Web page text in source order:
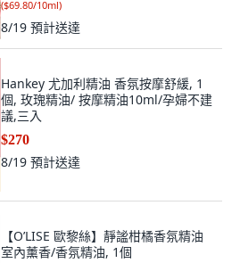
($69.80/10ml)
8/19 預計送達
Hankey 尤加利精油 香氛按摩舒緩, 1
個, 玫瑰精油/ 按摩精油10ml/孕婦不建
議,三入
$270
8/19 預計送達
【O’LISE 歐黎絲】靜謐柑橘香氛精油
室內薰香/香氛精油, 1個